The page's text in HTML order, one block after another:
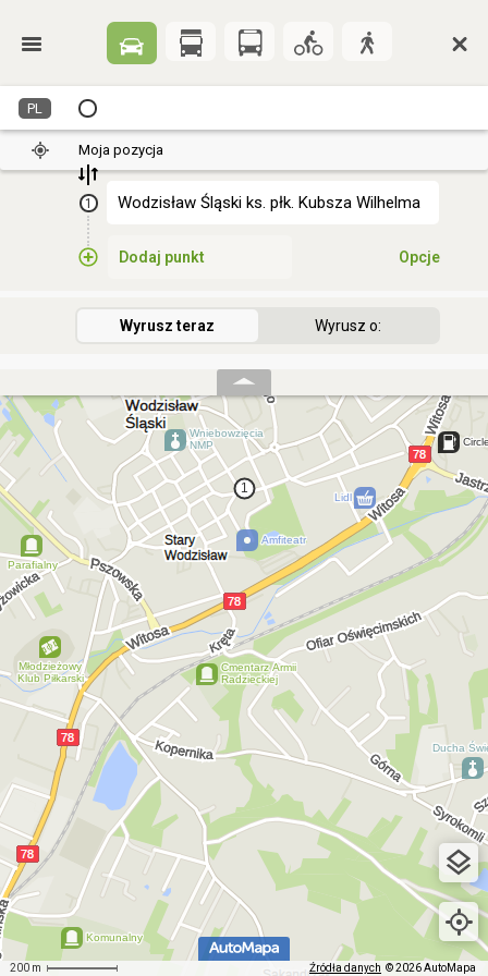
200 m Źródła danych © 2026 AutoMapa
PL
Moja pozycja
1
Dodaj punkt Opcje
Wyrusz teraz Wyrusz o: